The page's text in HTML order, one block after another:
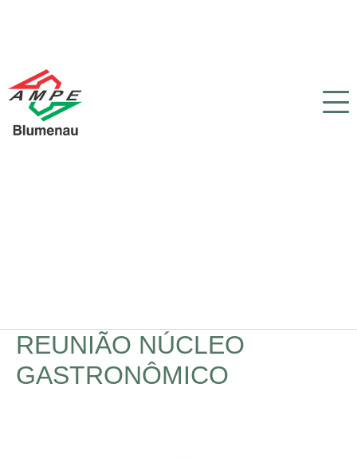
REUNIÃO NÚCLEO
GASTRONÔMICO